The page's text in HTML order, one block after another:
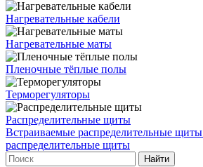
Нагревательные кабели
Нагревательные маты
Пленочные тёплые полы
Терморегуляторы
Распределительные щиты
Встраиваемые распределительные щиты
распределительные щиты
Найти